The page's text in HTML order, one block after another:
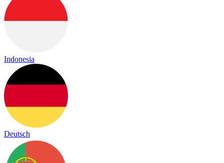
Indonesia
Deutsch